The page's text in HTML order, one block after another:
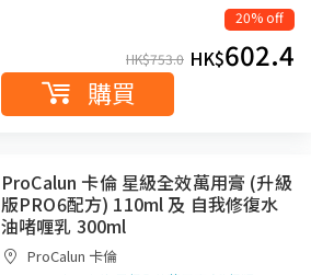
20% off
HK$753.0 HK$602.4
購買
ProCalun 卡倫 星級全效萬用膏 (升級
版PRO6配方) 110ml 及 自我修復水
油啫喱乳 300ml
ProCalun 卡倫